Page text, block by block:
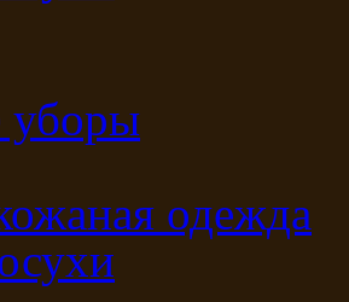
уборы
одежда